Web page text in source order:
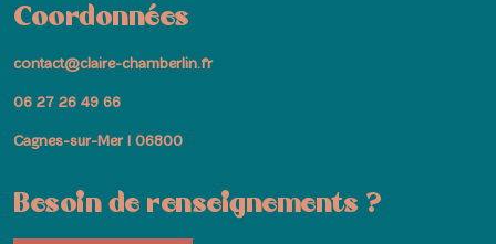
Coordonnées
contact@claire-chamberlin.fr
06 27 26 49 66
Cagnes-sur-Mer I 06800
Besoin de renseignements ?